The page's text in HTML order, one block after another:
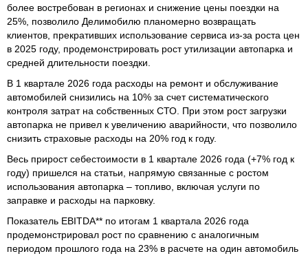
более востребован в регионах и снижение цены поездки на
25%, позволило Делимобилю планомерно возвращать
клиентов, прекративших использование сервиса из-за роста цен
в 2025 году, продемонстрировать рост утилизации автопарка и
средней длительности поездки.
В 1 квартале 2026 года расходы на ремонт и обслуживание
автомобилей снизились на 10% за счет систематического
контроля затрат на собственных СТО. При этом рост загрузки
автопарка не привел к увеличению аварийности, что позволило
снизить страховые расходы на 20% год к году.
Весь прирост себестоимости в 1 квартале 2026 года (+7% год к
году) пришелся на статьи, напрямую связанные с ростом
использования автопарка – топливо, включая услуги по
заправке и расходы на парковку.
Показатель EBITDA** по итогам 1 квартала 2026 года
продемонстрировал рост по сравнению с аналогичным
периодом прошлого года на 23% в расчете на один автомобиль